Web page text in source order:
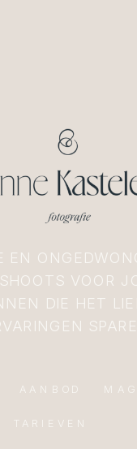
TARIEVEN
AANBOD
EN
VOOR
DIE HET